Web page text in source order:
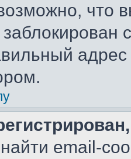
что
адрес
email-